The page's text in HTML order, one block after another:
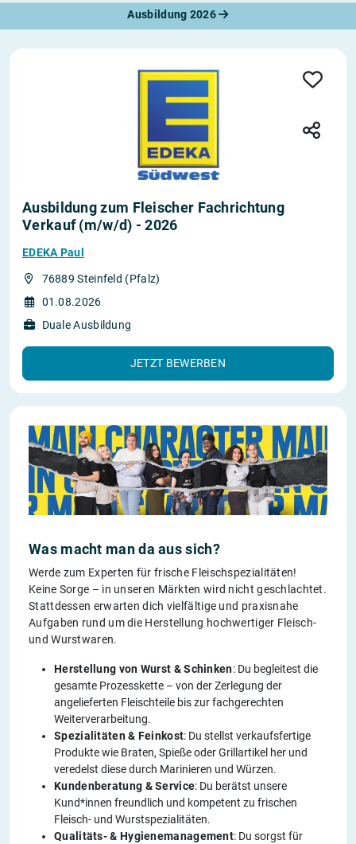
Ausbildung 2026
Ausbildung zum Fleischer Fachrichtung
Verkauf (m/w/d) - 2026
EDEKA Paul
76889 Steinfeld (Pfalz)
01.08.2026
Duale Ausbildung
JETZT BEWERBEN
Was macht man da aus sich?
Werde zum Experten für frische Fleischspezialitäten!
Keine Sorge – in unseren Märkten wird nicht geschlachtet.
Stattdessen erwarten dich vielfältige und praxisnahe
Aufgaben rund um die Herstellung hochwertiger Fleisch-
und Wurstwaren.
Herstellung von Wurst & Schinken: Du begleitest die
gesamte Prozesskette – von der Zerlegung der
angelieferten Fleischteile bis zur fachgerechten
Weiterverarbeitung.
Spezialitäten & Feinkost: Du stellst verkaufsfertige
Produkte wie Braten, Spieße oder Grillartikel her und
veredelst diese durch Marinieren und Würzen.
Kundenberatung & Service: Du berätst unsere
Kund*innen freundlich und kompetent zu frischen
Fleisch- und Wurstspezialitäten.
Qualitäts- & Hygienemanagement: Du sorgst für